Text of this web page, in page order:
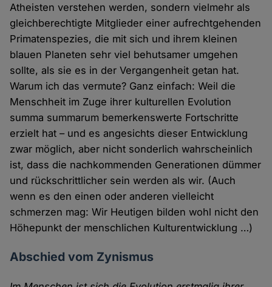
Atheisten verstehen werden, sondern vielmehr als
gleichberechtigte Mitglieder einer aufrechtgehenden
Primatenspezies, die mit sich und ihrem kleinen
blauen Planeten sehr viel behutsamer umgehen
sollte, als sie es in der Vergangenheit getan hat.
Warum ich das vermute? Ganz einfach: Weil die
Menschheit im Zuge ihrer kulturellen Evolution
summa summarum bemerkenswerte Fortschritte
erzielt hat – und es angesichts dieser Entwicklung
zwar möglich, aber nicht sonderlich wahrscheinlich
ist, dass die nachkommenden Generationen dümmer
und rückschrittlicher sein werden als wir. (Auch
wenn es den einen oder anderen vielleicht
schmerzen mag: Wir Heutigen bilden wohl nicht den
Höhepunkt der menschlichen Kulturentwicklung …)
Abschied vom Zynismus